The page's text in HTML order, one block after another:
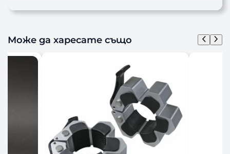
Може да харесате също